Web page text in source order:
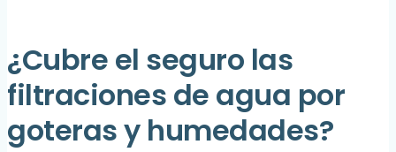
¿Cubre el seguro las
filtraciones de agua por
goteras y humedades?